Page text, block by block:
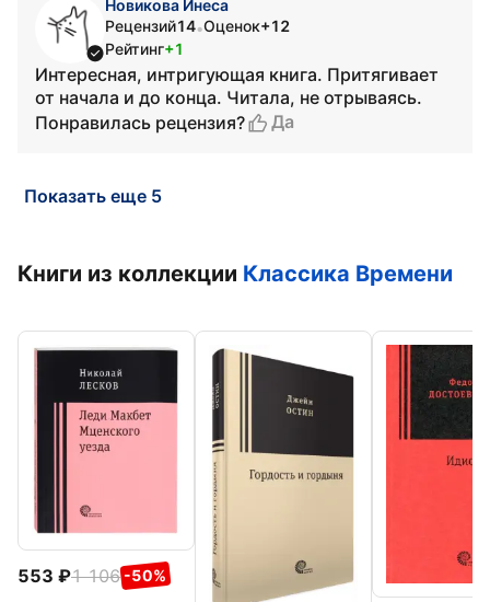
Новикова Инеса
Рецензий14•Оценок+12
Рейтинг+1
Интересная, интригующая книга. Притягивает
от начала и до конца. Читала, не отрываясь.
Понравилась рецензия?
Да
Показать еще 5
Книги из коллекции Классика Времени
553 1 106 -50%